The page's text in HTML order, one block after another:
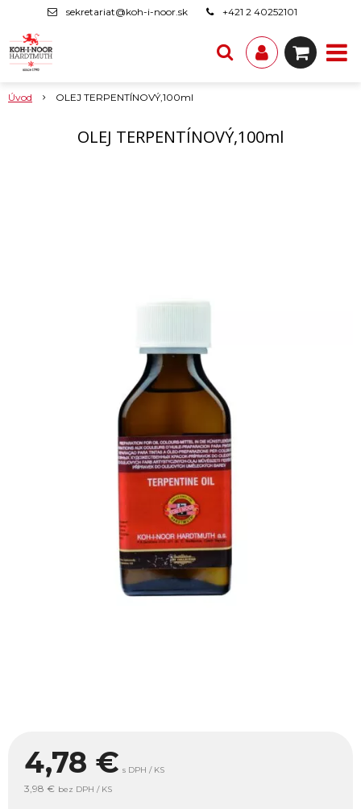
sekretariat@koh-i-noor.sk +421 2 40252101
Úvod OLEJ TERPENTÍNOVÝ,100ml
OLEJ TERPENTÍNOVÝ,100ml
4,78 € s DPH / KS
3,98 € bez DPH / KS